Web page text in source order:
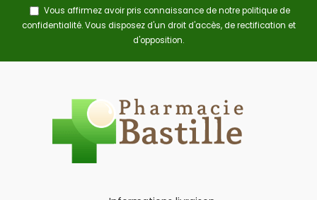
Vous affirmez avoir pris connaissance de notrepolitique de
confidentialité. Vous disposez d'un droit d'accès, de rectification et
d'opposition.